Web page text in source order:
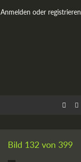
Anmelden oder registrieren
Bild 132 von 399